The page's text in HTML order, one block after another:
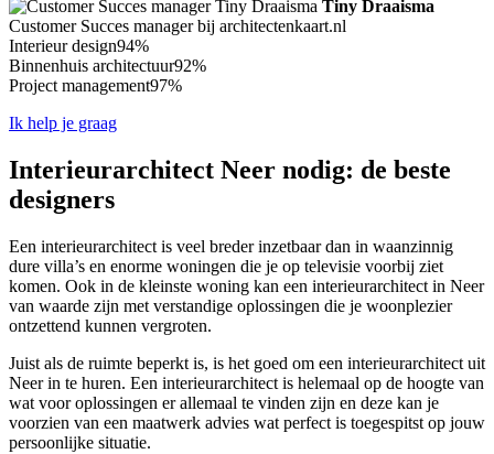
Tiny Draaisma
Customer Succes manager bij architectenkaart.nl
Interieur design94%
Binnenhuis architectuur92%
Project management97%
Ik help je graag
Interieurarchitect Neer nodig: de beste
designers
Een interieurarchitect is veel breder inzetbaar dan in waanzinnig
dure villa’s en enorme woningen die je op televisie voorbij ziet
komen. Ook in de kleinste woning kan een interieurarchitect in Neer
van waarde zijn met verstandige oplossingen die je woonplezier
ontzettend kunnen vergroten.
Juist als de ruimte beperkt is, is het goed om een interieurarchitect uit
Neer in te huren. Een interieurarchitect is helemaal op de hoogte van
wat voor oplossingen er allemaal te vinden zijn en deze kan je
voorzien van een maatwerk advies wat perfect is toegespitst op jouw
persoonlijke situatie.